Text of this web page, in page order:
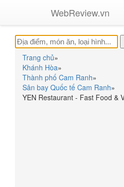
WebReview.vn
Trang chủ»
Khánh Hòa»
Thành phố Cam Ranh»
Sân bay Quốc tế Cam Ranh»
YEN Restaurant - Fast Food &